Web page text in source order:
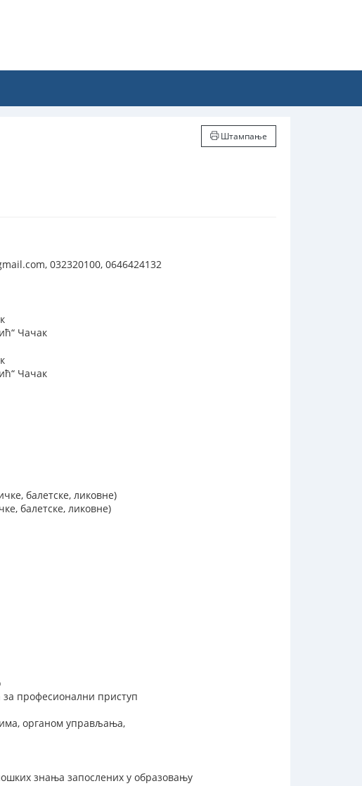
Штампање
032320100, 0646424132
Чачак
Чачак
балетске, ликовне)
балетске, ликовне)
професионални приступ
органом управљања,
знања запослених у образовању